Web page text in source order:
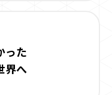
った
界へ